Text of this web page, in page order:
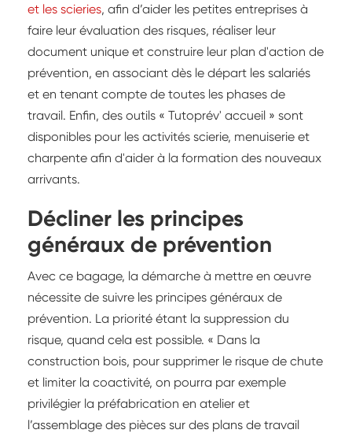
et les scieries, afin d’aider les petites entreprises à
faire leur évaluation des risques, réaliser leur
document unique et construire leur plan d'action de
prévention, en associant dès le départ les salariés
et en tenant compte de toutes les phases de
travail. Enfin, des outils « Tutoprév' accueil » sont
disponibles pour les activités scierie, menuiserie et
charpente afin d'aider à la formation des nouveaux
arrivants.
Décliner les principes
généraux de prévention
Avec ce bagage, la démarche à mettre en œuvre
nécessite de suivre les principes généraux de
prévention. La priorité étant la suppression du
risque, quand cela est possible. « Dans la
construction bois, pour supprimer le risque de chute
et limiter la coactivité, on pourra par exemple
privilégier la préfabrication en atelier et
l’assemblage des pièces sur des plans de travail